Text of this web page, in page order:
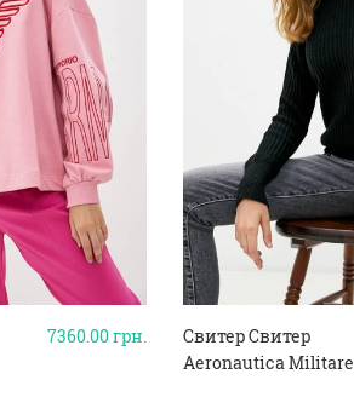
7360.00грн.
Свитер Свитер
Aeronautica Militare